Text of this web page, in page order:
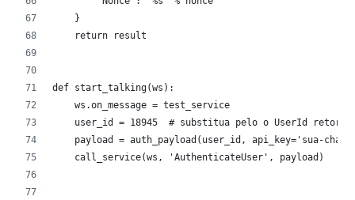
    }
    return result
def start_talking(ws):
    ws.on_message = test_service
user_id = 18945  # substitua pelo o UserId
payload = auth_payload(user_id, api_key='sua-
    call_service(ws, 'AuthenticateUser', payload)